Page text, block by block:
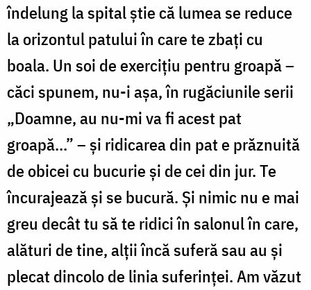
îndelung la spital știe că lumea se reduce
la orizontul patului în care te zbați cu
boala. Un soi de exercițiu pentru groapă –
căci spunem, nu-i așa, în rugăciunile serii
„Doamne, au nu-mi va fi acest pat
groapă...” – și ridicarea din pat e prăznuită
de obicei cu bucurie și de cei din jur. Te
încurajează și se bucură. Și nimic nu e mai
greu decât tu să te ridici în salonul în care,
alături de tine, alții încă suferă sau au și
plecat dincolo de linia suferinței. Am văzut